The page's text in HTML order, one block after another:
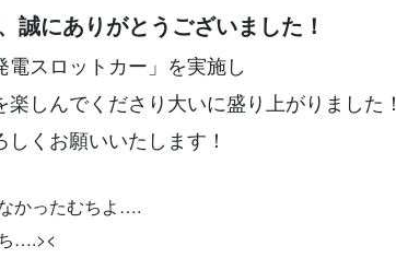
誠にありがとうございました！
スロットカー」を実施し
しんでくださり大いに盛り上がりました！
くお願いいたします！
かったむちよ….
….><